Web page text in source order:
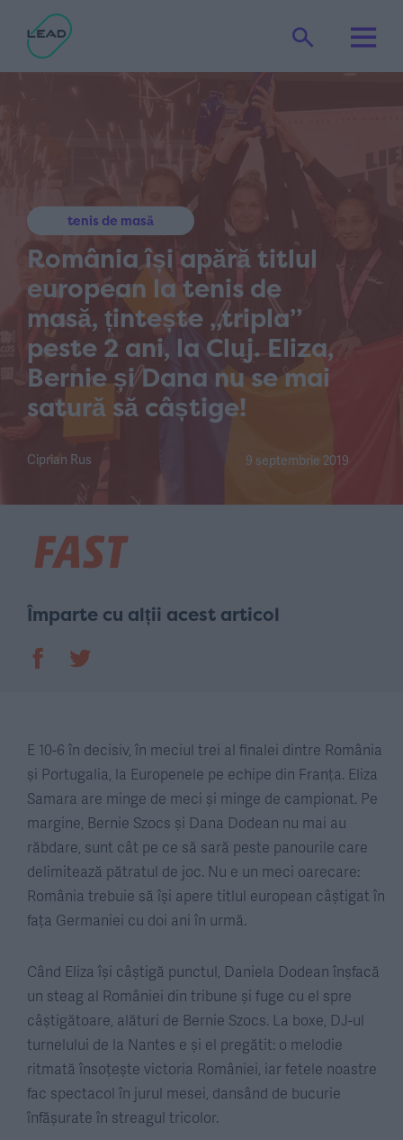
tenis de masă
România își apără titlul
european la tenis de
masă, țintește „tripla”
peste 2 ani, la Cluj. Eliza,
Bernie și Dana nu se mai
satură să câștige!
Ciprian Rus 9 septembrie 2019
Împarte cu alții acest articol
E 10-6 în decisiv, în meciul trei al finalei dintre România
și Portugalia, la Europenele pe echipe din Franța. Eliza
Samara are minge de meci și minge de campionat. Pe
margine, Bernie Szocs și Dana Dodean nu mai au
răbdare, sunt cât pe ce să sară peste panourile care
delimitează pătratul de joc. Nu e un meci oarecare:
România trebuie să își apere titlul european câștigat în
fața Germaniei cu doi ani în urmă.
Când Eliza își câștigă punctul, Daniela Dodean înșfacă
un steag al României din tribune și fuge cu el spre
câștigătoare, alături de Bernie Szocs. La boxe, DJ-ul
turnelului de la Nantes e și el pregătit: o melodie
ritmată însoțește victoria României, iar fetele noastre
fac spectacol în jurul mesei, dansând de bucurie
înfășurate în streagul tricolor.